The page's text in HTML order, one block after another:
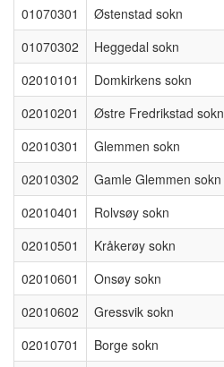
01070301
Østenstad sokn
01070302
Heggedal sokn
02010101
Domkirkens sokn
02010201
Østre Fredrikstad sokn
02010301
Glemmen sokn
02010302
Gamle Glemmen sokn
02010401
Rolvsøy sokn
02010501
Kråkerøy sokn
02010601
Onsøy sokn
02010602
Gressvik sokn
02010701
Borge sokn